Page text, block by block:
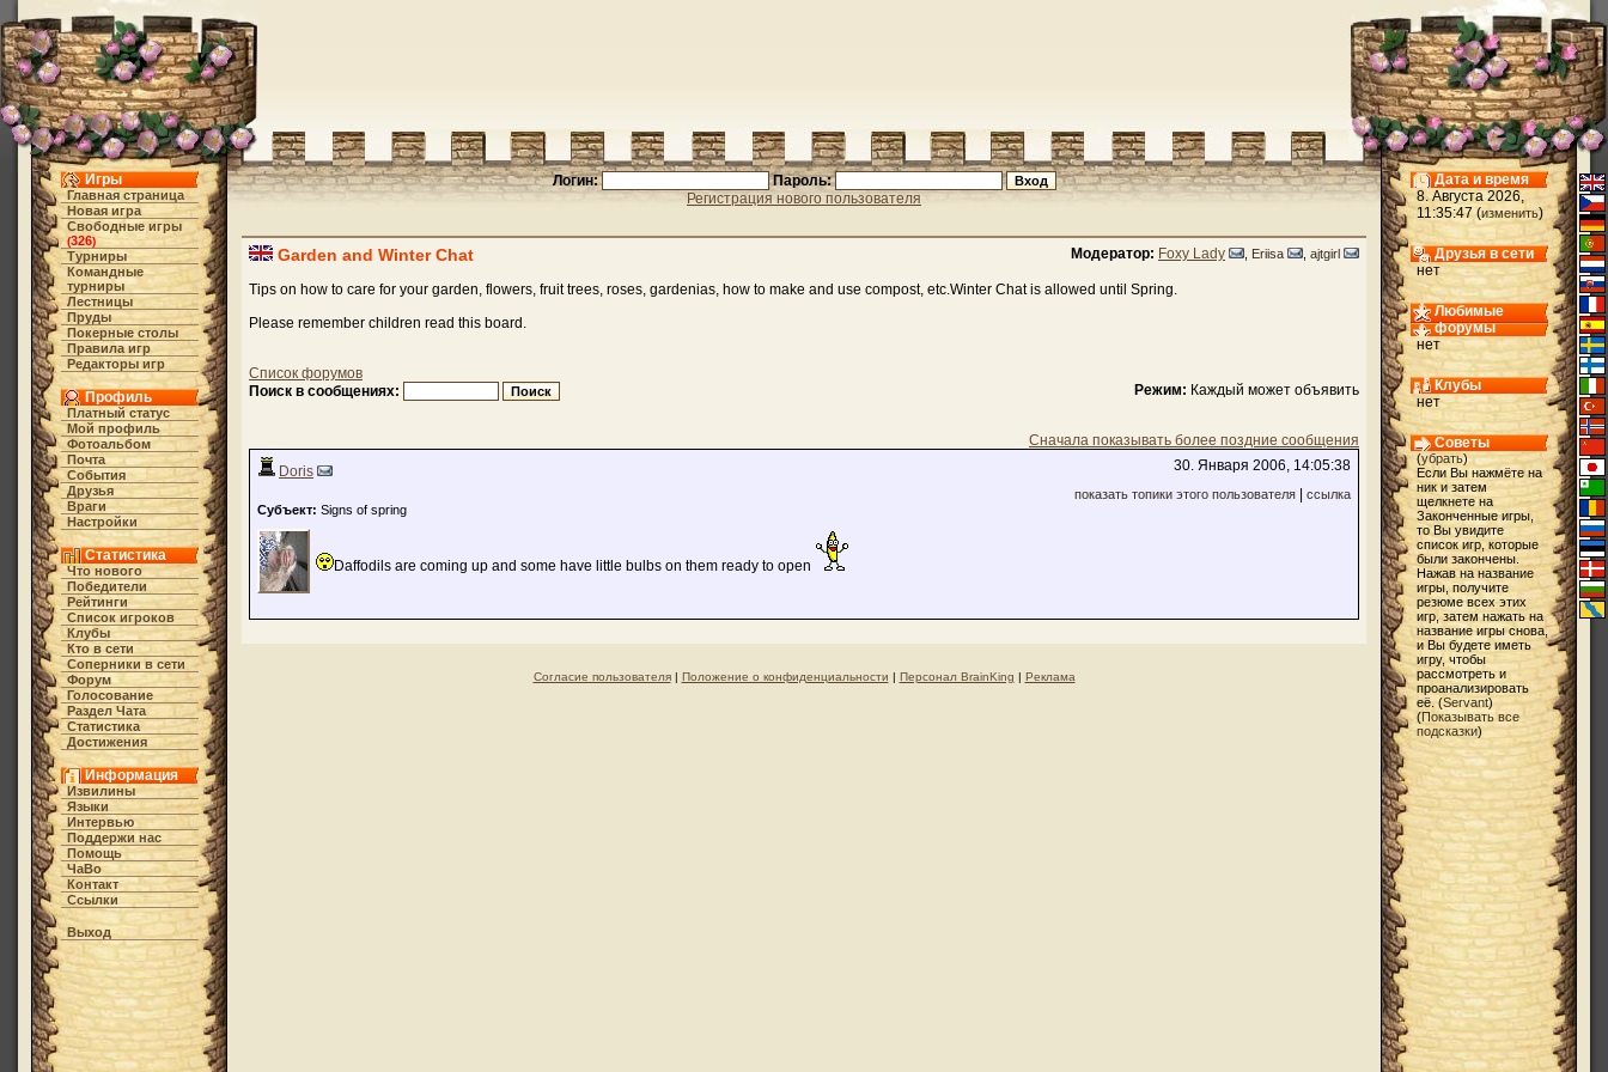
Игры
Главная страница
Новая игра
Свободные игры
(326)
Турниры
Командные
турниры
Лестницы
Пруды
Покерные столы
Правила игр
Редакторы игр
Профиль
Платный статус
Мой профиль
Фотоальбом
Почта
События
Друзья
Враги
Настройки
Статистика
Что нового
Победители
Рейтинги
Список игроков
Клубы
Кто в cети
Соперники в сети
Форум
Голосование
Раздел Чата
Статистика
Достижения
Информация
Извилины
Языки
Интервью
Поддержи нас
Помощь
ЧаВо
Контакт
Ссылки
Выход
Логин:
Пароль:
Регистрация нового пользователя
Модератор: Foxy Lady Eriisa ajtgirl
Garden and Winter Chat
Tips on how to care for your garden, flowers, fruit trees, roses, gardenias, how to make and use compost, etc.Winter Chat is allowed until Spring.
Please remember children read this board.
Список форумов
Режим: Каждый может объявить
Поиск в сообщениях:
Сначала показывать более поздние сообщения
30. Января 2006, 14:05:38
Doris
показать топики этого пользователя
ссылка
Субъект: Signs of spring
Daffodils are coming up and some have little bulbs on them ready to open
Согласие пользователя| Положение о конфиденциальности | Персонал BrainKing | Реклама
Дата и время
8. Августа 2026,
11:35:47 (изменить)
Друзья в сети
нет
Любимые
форумы
нет
Клубы
нет
Советы
(убрать)
Если Вы нажмёте на
ник и затем
щелкнете на
Законченные игры,
то Вы увидите
список игр, которые
были закончены.
Нажав на название
игры, получите
резюме всех этих
игр, затем нажать на
название игры снова,
и Вы будете иметь
игру, чтобы
рассмотреть и
проанализировать
её. (Servant)
(Показывать все
подсказки)